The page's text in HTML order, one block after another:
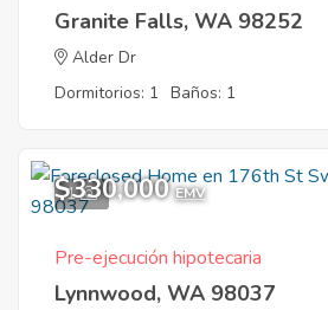
Granite Falls, WA 98252
Alder Dr
Dormitorios: 1 Baños: 1
1
$330,000 EMV
Pre-ejecución hipotecaria
Lynnwood, WA 98037